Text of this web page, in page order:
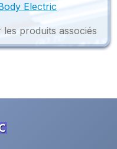
Electric
produits associés